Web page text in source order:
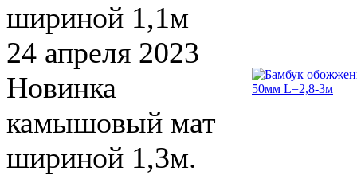
шириной 1,1м
24 апреля 2023
Новинка
камышовый мат
шириной 1,3м.